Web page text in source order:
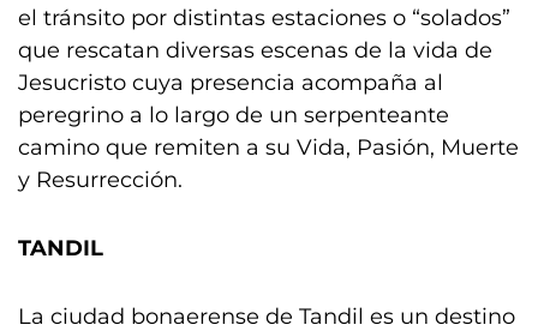
el tránsito por distintas estaciones o “solados”
que rescatan diversas escenas de la vida de
Jesucristo cuya presencia acompaña al
peregrino a lo largo de un serpenteante
camino que remiten a su Vida, Pasión, Muerte
y Resurrección.
TANDIL
La ciudad bonaerense de Tandil es un destino